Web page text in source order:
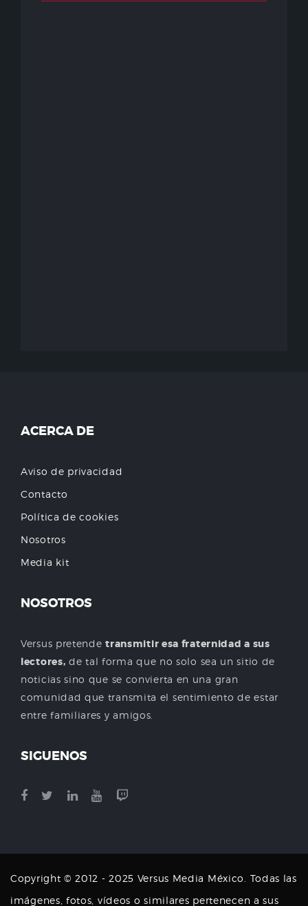
ACERCA DE
Aviso de privacidad
Contacto
Política de cookies
Nosotros
Media kit
NOSOTROS
Versus pretendetransmitir esa fraternidad a sus
lectores, de tal forma que no solo sea un sitio de
noticias sino que se convierta en una gran
comunidad que transmita el sentimiento de estar
entre familiares y amigos.
SIGUENOS
Copyright © 2012 - 2025 Versus Media México. Todas las
imágenes, fotos, vídeos o similares pertenecen a sus